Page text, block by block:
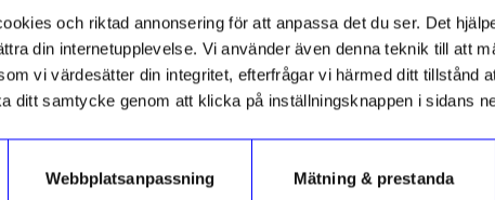
och riktad annonsering för att anpassa det du ser. Det
din internetupplevelse. Vi använder även denna teknik till att
vi värdesätter din integritet, efterfrågar vi härmed ditt tillstånd
ditt samtycke genom att klicka på inställningsknappen i sidans
Webbplatsanpassning Mätning & prestanda